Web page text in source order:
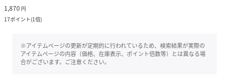
1,870 円
17ポイント(1倍)
※アイテムページの更新が定期的に行われているため、検索結果が実際の
アイテムページの内容（価格、在庫表示、ポイント倍数等）とは異なる場
合がございます。ご注意ください。